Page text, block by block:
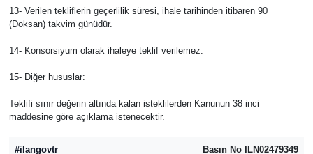
13- Verilen tekliflerin geçerlilik süresi, ihale tarihinden itibaren 90
(Doksan) takvim günüdür.
14- Konsorsiyum olarak ihaleye teklif verilemez.
15- Diğer hususlar:
Teklifi sınır değerin altında kalan isteklilerden Kanunun 38 inci
maddesine göre açıklama istenecektir.
#ilangovtr Basın No ILN02479349